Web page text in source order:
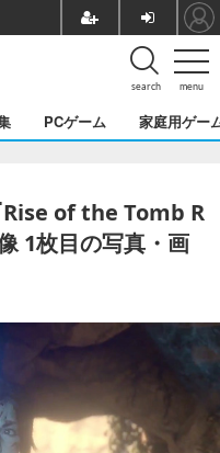
menu
search
PCゲーム 家庭用ゲー
Rise of the Tomb R
1枚目の写真・画